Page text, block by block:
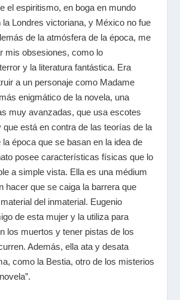
el espiritismo, en boga en mundo
la Londres victoriana, y México no fue
de la atmósfera de la época, me
mis obsesiones, como lo
y la literatura fantástica. Era
a un personaje como Madame
enigmático de la novela, una
muy avanzadas, que usa escotes
está en contra de las teorías de la
época que se basan en la idea de
posee características físicas que lo
a simple vista. Ella es una médium
hacer que se caiga la barrera que
del inmaterial. Eugenio
de esta mujer y la utiliza para
los muertos y tener pistas de los
Además, ella ata y desata
como la Bestia, otro de los misterios